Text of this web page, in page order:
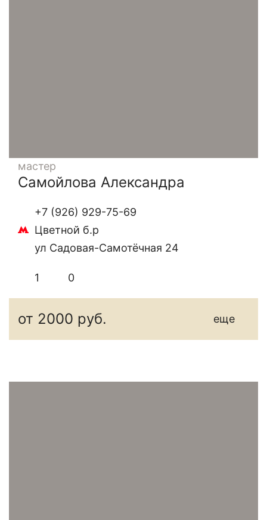
мастер
Самойлова Александра
+7 (926) 929-75-69
Цветной б.р
ул Садовая-Самотёчная 24
1 0
от 2000 руб. еще